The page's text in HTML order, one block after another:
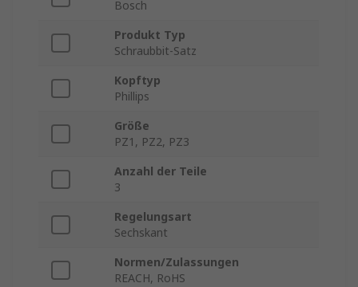
Bosch
Produkt Typ
Schraubbit-Satz
Kopftyp
Phillips
Größe
PZ1, PZ2, PZ3
Anzahl der Teile
3
Regelungsart
Sechskant
Normen/Zulassungen
REACH, RoHS